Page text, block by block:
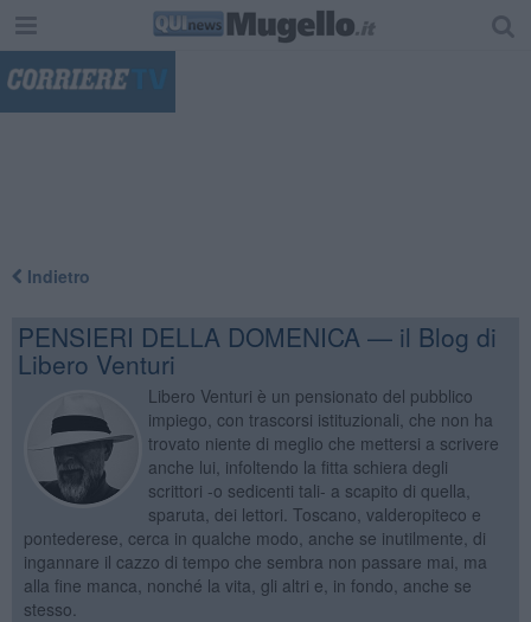
Indietro
PENSIERI DELLA DOMENICA — il Blog di
Libero Venturi
Libero Venturi è un pensionato del pubblico
impiego, con trascorsi istituzionali, che non ha
trovato niente di meglio che mettersi a scrivere
anche lui, infoltendo la fitta schiera degli
scrittori -o sedicenti tali- a scapito di quella,
sparuta, dei lettori. Toscano, valderopiteco e
pontederese, cerca in qualche modo, anche se inutilmente, di
ingannare il cazzo di tempo che sembra non passare mai, ma
alla fine manca, nonché la vita, gli altri e, in fondo, anche se
stesso.